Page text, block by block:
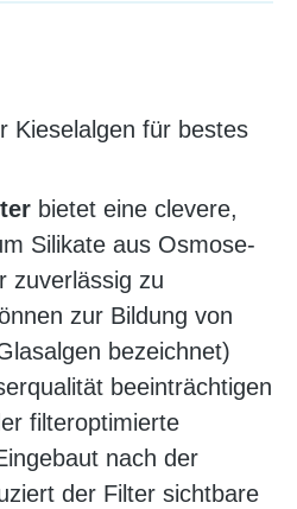
Kieselalgen für bestes
bietet eine clevere,
Silikate aus Osmose-
zuverlässig zu
zur Bildung von
bezeichnet)
beeinträchtigen
filteroptimierte
nach der
der Filter sichtbare